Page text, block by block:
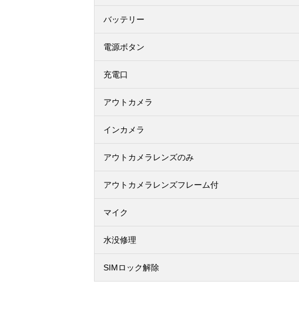
バッテリー
電源ボタン
充電口
アウトカメラ
インカメラ
アウトカメラレンズのみ
アウトカメラレンズフレーム付
マイク
水没修理
SIMロック解除